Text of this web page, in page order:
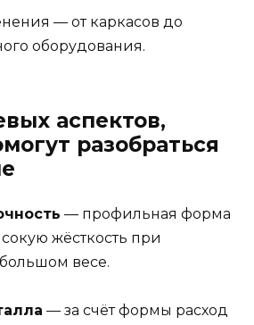
— от каркасов до
оборудования.
аспектов,
разобраться
— профильная форма
жёсткость при
весе.
— за счёт формы расход